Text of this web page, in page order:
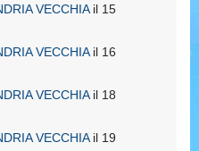
VECCHIAil 15
VECCHIAil 16
VECCHIAil 18
VECCHIAil 19